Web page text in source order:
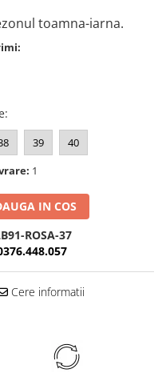
toamna-iarna.
:
39
40
1
IN COS
ROSA-37
Cere informatii